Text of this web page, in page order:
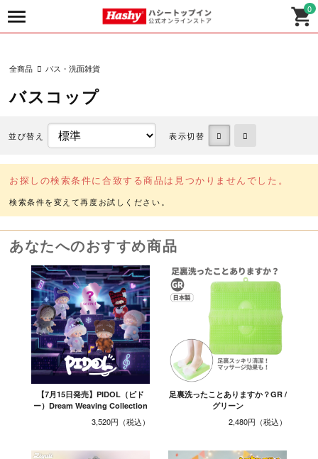
0
全商品 バス・洗面雑貨
バスコップ
並び替え 表示切替
お探しの検索条件に合致する商品は見つかりませんでした。
あなたへのおすすめ商品
【7月15日発売】PIDOL（ピド
ー）Dream Weaving Collection
3,520円
足裏洗ったことありますか？GR /
グリーン
2,480円